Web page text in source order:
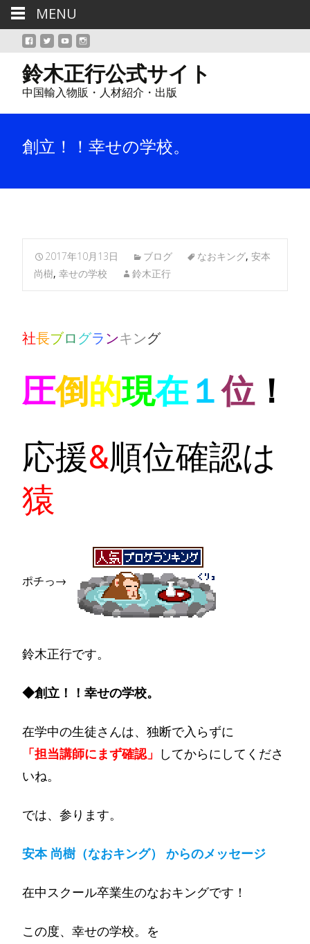
鈴木正行公式サイト
中国輸入物販・人材紹介・出版
創立！！幸せの学校。
2017年10月13日 ブログ なおキング, 安本
尚樹, 幸せの学校 鈴木正行
社長ブロ グラ ンキング
圧倒的現在１位！
応援&順位確認は
猿
ポチっ→
鈴木正行です。
◆創立！！幸せの学校。
在学中の生徒さんは、独断で入らずに
「担当講師にまず確認」 してからにしてくださ
いね。
では、参ります。
安本 尚樹（なおキング） からのメッセージ
在中スクール卒業生のなおキングです！
この度、幸せの学校。を
MENU